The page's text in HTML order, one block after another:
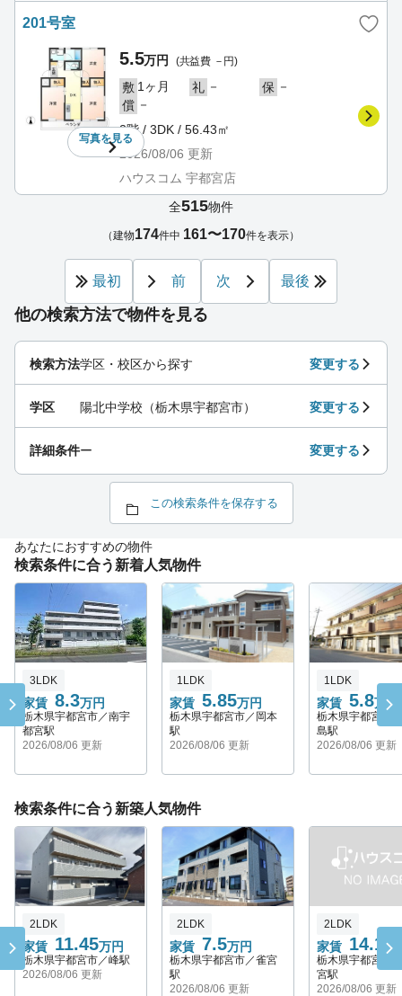
201号室
写真を見る
5.5万円 (共益費 －円)
敷 1ヶ月 礼 － 保 －
償 －
2階 / 3DK / 56.43㎡
2026/08/06 更新
ハウスコム 宇都宮店
他の検索方法で物件を見る
検索方法学区・校区から探す 変更する
学区 陽北中学校（栃木県宇都宮市） 変更する
詳細条件ー 変更する
この検索条件を保存する
全515物件
（建物174件中 161〜170件を表示）
最初 前 次 最後
あなたにおすすめの物件
検索条件に合う新着人気物件
3LDK
家賃 8.3万円
栃木県宇都宮市／南宇
都宮駅
2026/08/06 更新
1LDK
家賃 5.85万円
栃木県宇都宮市／岡本
駅
2026/08/06 更新
1LDK
家賃 5.8万円
栃木県宇都宮市
島駅
2026/08/06 更新
検索条件に合う新築人気物件
2LDK
家賃 11.45万円
栃木県宇都宮市／峰駅
2026/08/06 更新
2LDK
家賃 7.5万円
栃木県宇都宮市／雀宮
駅
2026/08/06 更新
2LDK
家賃 14.1 万
栃木県宇都宮市
宮駅
2026/08/06 更新